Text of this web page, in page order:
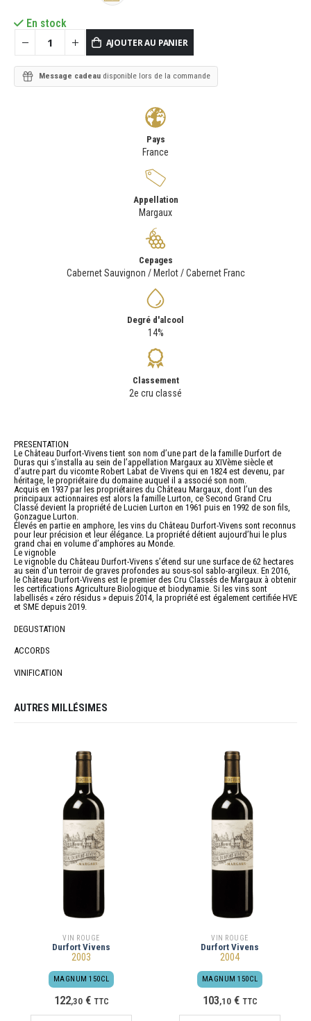
En stock
AJOUTER AU PANIER
Message cadeau disponible lors de la commande
Pays
France
Appellation
Margaux
Cepages
Cabernet Sauvignon / Merlot / Cabernet Franc
Degré d'alcool
14%
Classement
2e cru classé
PRESENTATION
Le Château Durfort-Vivens tient son nom d’une part de la famille Durfort de
Duras qui s’installa au sein de l’appellation Margaux au XIVème siècle et
d’autre part du vicomte Robert Labat de Vivens qui en 1824 est devenu, par
héritage, le propriétaire du domaine auquel il a associé son nom.
Acquis en 1937 par les propriétaires du Château Margaux, dont l’un des
principaux actionnaires est alors la famille Lurton, ce Second Grand Cru
Classé devient la propriété de Lucien Lurton en 1961 puis en 1992 de son fils,
Gonzague Lurton.
Élevés en partie en amphore, les vins du Château Durfort-Vivens sont reconnus
pour leur précision et leur élégance. La propriété détient aujourd’hui le plus
grand chai en volume d’amphores au Monde.
Le vignoble
Le vignoble du Château Durfort-Vivens s’étend sur une surface de 62 hectares
au sein d'un terroir de graves profondes au sous-sol sablo-argileux. En 2016,
le Château Durfort-Vivens est le premier des Cru Classés de Margaux à obtenir
les certifications Agriculture Biologique et biodynamie. Si les vins sont
labellisés « zéro résidus » depuis 2014, la propriété est également certifiée HVE
et SME depuis 2019.
DEGUSTATION
ACCORDS
VINIFICATION
AUTRES MILLÉSIMES
VIN ROUGE
Durfort Vivens
2003
MAGNUM 150CL
122,30 € TTC
VIN ROUGE
Durfort Vivens
2004
MAGNUM 150CL
103,10 € TTC